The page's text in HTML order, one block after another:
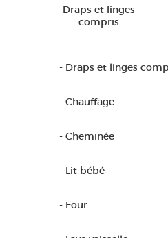
Draps et linges
compris
- Draps et linges
- Chauffage
- Cheminée
- Lit bébé
- Four